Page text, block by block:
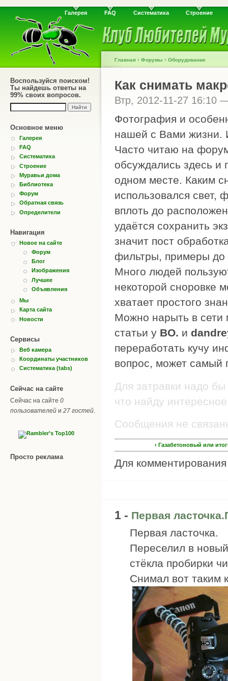
Галерея FAQ Систематика Строение
Воспользуйся поиском!
Ты найдешь ответы на
99% своих вопросов.
Основное меню
Галерея
FAQ
Систематика
Строение
Муравьи дома
Библиотека
Форум
Обратная связь
Определители
Навигация
Новое на сайте
Форум
Блог
Изображения
Лучшее
Объявления
Мы
Карта сайта
Новости
Сервисы
Веб камера
Координаты участников
Систематика (tabs)
Сейчас на сайте
Сейчас на сайте 0
пользователей и 27 гостей
Просто реклама
Главная › Форумы › Оборудование
Как снимать
Втр, 2012-11-27 16:10
Фотография и
нашей с Вами жизни.
Часто читаю на
обсуждались здесь
одном месте. Каким
использовался свет,
вплоть до
удаётся сохранить
значит пост
фильтры, примеры до
Много людей
некоторой сноровке
хватает простого
Можно нарыть в сети
статьи у BO. и
переработать кучу
вопрос, может самый
Для затравки надо
что найду
Сообщения не
‹ Газабетоновый или
Для
1 - Первая
Первая ласточка.
Переселил в
стёкла пробирки
Снимал вот таким